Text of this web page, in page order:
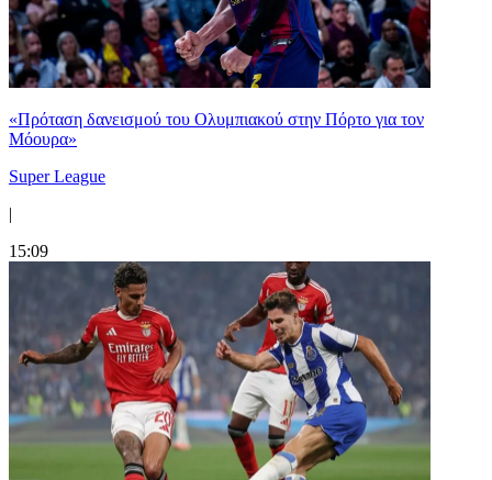
«Πρόταση δανεισμού του Ολυμπιακού στην Πόρτο για τον
Μόουρα»
Super League
|
15:09